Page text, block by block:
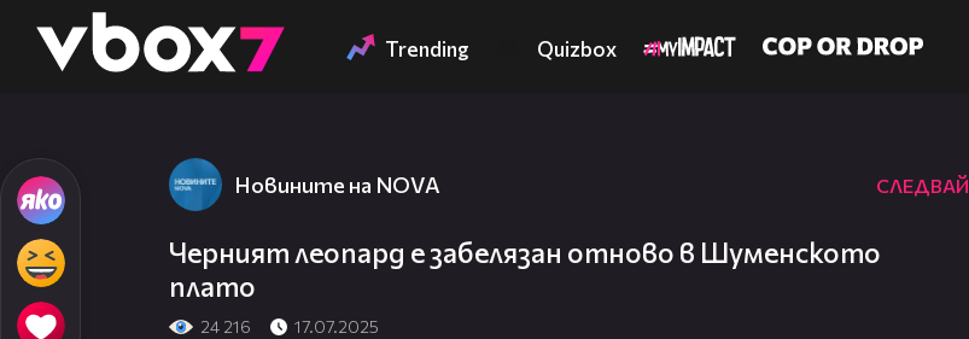
👾 Trending Quizbox
Новините на NOVA СЛЕДВАЙ
Черният леопард е забелязан отново в Шуменското
плато
24 216 17.07.2025